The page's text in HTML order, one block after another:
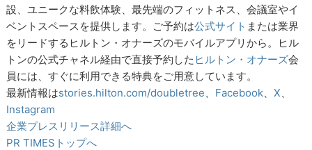
設、ユニークな料飲体験、最先端のフィットネス、会議室やイ
ベントスペースを提供します。ご予約は公式サイト または業界
をリードするヒルトン・オナーズのモバイルアプリから。ヒル
トンの公式チャネル経由で直接予約した ヒルトン・オナーズ会
員には、すぐに利用できる特典をご用意しています。
最新情報はstories.hilton.com/doubletree Facebook 、X
Instagram
企業プレスリリース詳細へ
PR TIMESトップへ